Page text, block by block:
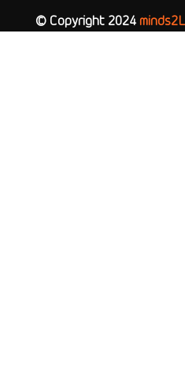
© Copyright 2024